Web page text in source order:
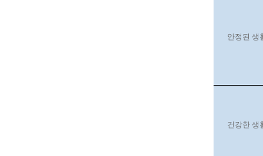
안정된 생
건강한 생